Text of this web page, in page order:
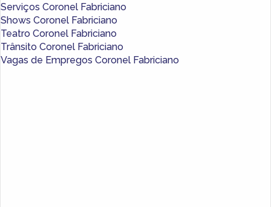
Serviços Coronel Fabriciano
Shows Coronel Fabriciano
Teatro Coronel Fabriciano
Trânsito Coronel Fabriciano
Vagas de Empregos Coronel Fabriciano